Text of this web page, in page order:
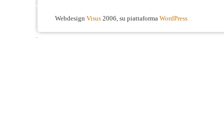
Webdesign Visus 2006, su piattaforma WordPress